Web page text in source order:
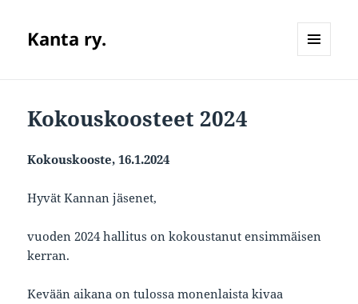
Kanta ry.
Kokouskoosteet 2024
Kokouskooste, 16.1.2024
Hyvät Kannan jäsenet,
vuoden 2024 hallitus on kokoustanut ensimmäisen
kerran.
Kevään aikana on tulossa monenlaista kivaa